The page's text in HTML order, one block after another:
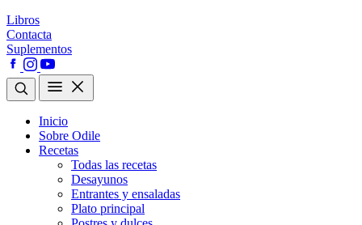
Libros
Contacta
Suplementos
Inicio
Sobre Odile
Recetas
Todas las recetas
Desayunos
Entrantes y ensaladas
Plato principal